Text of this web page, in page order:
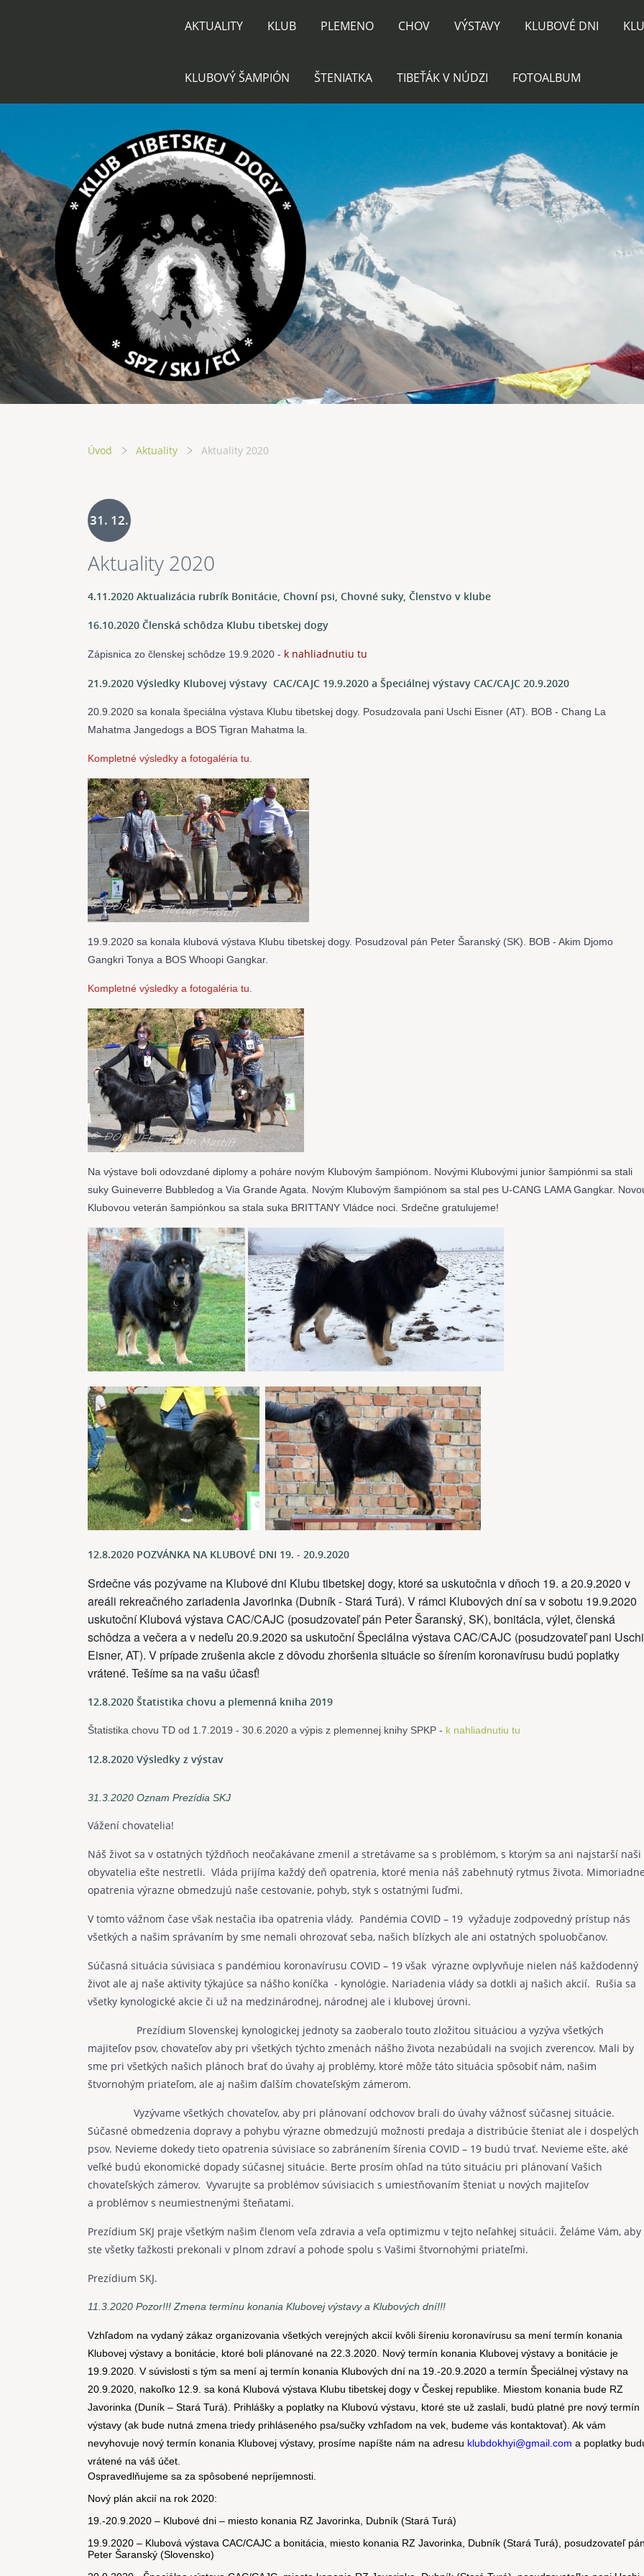
AKTUALITY KLUB PLEMENO CHOV VÝSTAVY KLUBOVÉ DNI
KLUBOVÝ ŠAMPIÓN ŠTENIATKA TIBEŤÁK V NÚDZI FOTOALBUM
Úvod Aktuality Aktuality 2020
31. 12.
2020
Aktuality 2020
4.11.2020 Aktualizácia rubrík Bonitácie, Chovní psi, Chovné suky, Členstvo v klube
16.10.2020 Členská schôdza Klubu tibetskej dogy
Zápisnica zo členskej schôdze 19.9.2020 - k nahliadnutiu tu
21.9.2020 Výsledky Klubovej výstavy CAC/CAJC 19.9.2020 a Špeciálnej výstavy CAC/CAJC 20.9.2020
20.9.2020 sa konala špeciálna výstava Klubu tibetskej dogy. Posudzovala pani Uschi Eisner (AT). BOB - Chang La
Mahatma Jangedogs a BOS Tigran Mahatma la.
Kompletné výsledky a fotogaléria tu.
19.9.2020 sa konala klubová výstava Klubu tibetskej dogy. Posudzoval pán Peter Šaranský (SK). BOB - Akim Djomo
Gangkri Tonya a BOS Whoopi Gangkar.
Kompletné výsledky a fotogaléria tu.
Na výstave boli odovzdané diplomy a poháre novým Klubovým šampiónom. Novými Klubovými junior šampiónmi sa stali
suky Guineverre Bubbledog a Via Grande Agata. Novým Klubovým šampiónom sa stal pes U-CANG LAMA Gangkar.
Klubovou veterán šampiónkou sa stala suka BRITTANY Vládce noci. Srdečne gratulujeme!
12.8.2020 POZVÁNKA NA KLUBOVÉ DNI 19. - 20.9.2020
Srdečne vás pozývame na Klubové dni Klubu tibetskej dogy, ktoré sa uskutočnia v dňoch 19. a 20.9.2020 v
areáli rekreačného zariadenia Javorinka (Dubník - Stará Turá). V rámci Klubových dní sa v sobotu 19.9.2020
uskutoční Klubová výstava CAC/CAJC (posudzovateľ pán Peter Šaranský, SK), bonitácia, výlet, členská
schôdza a večera a v nedeľu 20.9.2020 sa uskutoční Špeciálna výstava CAC/CAJC (posudzovateľ pani Uschi
Eisner, AT). V prípade zrušenia akcie z dôvodu zhoršenia situácie so šírením koronavírusu budú poplatky
vrátené. Tešíme sa na vašu účasť!
12.8.2020 Štatistika chovu a plemenná kniha 2019
Štatistika chovu TD od 1.7.2019 - 30.6.2020 a výpis z plemennej knihy SPKP - k nahliadnutiu tu
12.8.2020 Výsledky z výstav
31.3.2020 Oznam Prezídia SKJ
Vážení chovatelia!
Náš život sa v ostatných týždňoch neočakávane zmenil a stretávame sa s problémom, s ktorým sa ani najstarší naši
obyvatelia ešte nestretli. Vláda prijíma každý deň opatrenia, ktoré menia náš zabehnutý rytmus života.
opatrenia výrazne obmedzujú naše cestovanie, pohyb, styk s ostatnými ľuďmi.
V tomto vážnom čase však nestačia iba opatrenia vlády. Pandémia COVID – 19 vyžaduje zodpovedný prístup nás
všetkých a našim správaním by sme nemali ohrozovať seba, našich blízkych ale ani ostatných spoluobčanov.
Súčasná situácia súvisiaca s pandémiou koronavírusu COVID – 19 však výrazne ovplyvňuje nielen náš každodenný
život ale aj naše aktivity týkajúce sa nášho koníčka - kynológie. Nariadenia vlády sa dotkli aj našich akcií. Rušia sa
všetky kynologické akcie či už na medzinárodnej, národnej ale i klubovej úrovni.
Prezídium Slovenskej kynologickej jednoty sa zaoberalo touto zložitou situáciou a vyzýva všetkých
majiteľov psov, chovateľov aby pri všetkých týchto zmenách nášho života nezabúdali na svojich zverencov. Mali by
sme pri všetkých našich plánoch brať do úvahy aj problémy, ktoré môže táto situácia spôsobiť nám, našim
štvornohým priateľom, ale aj našim ďalším chovateľským zámerom.
Vyzývame všetkých chovateľov, aby pri plánovaní odchovov brali do úvahy vážnosť súčasnej situácie.
Súčasné obmedzenia dopravy a pohybu výrazne obmedzujú možnosti predaja a distribúcie šteniat ale i dospelých
psov. Nevieme dokedy tieto opatrenia súvisiace so zabránením šírenia COVID – 19 budú trvať. Nevieme ešte, aké
veľké budú ekonomické dopady súčasnej situácie. Berte prosím ohľad na túto situáciu pri plánovaní Vašich
chovateľských zámerov. Vyvarujte sa problémov súvisiacich s umiestňovaním šteniat u nových majiteľov
a problémov s neumiestnenými šteňatami.
Prezídium SKJ praje všetkým našim členom veľa zdravia a veľa optimizmu v tejto neľahkej situácii. Želáme Vám, aby
ste všetky ťažkosti prekonali v plnom zdraví a pohode spolu s Vašimi štvornohými priateľmi.
Prezídium SKJ.
11.3.2020 Pozor!!! Zmena termínu konania Klubovej výstavy a Klubových dní!!!
Vzhľadom na vydaný zákaz organizovania všetkých verejných akcií kvôli šíreniu koronavírusu sa mení termín konania
Klubovej výstavy a bonitácie, ktoré boli plánované na 22.3.2020. Nový termín konania Klubovej výstavy a bonitácie je
19.9.2020. V súvislosti s tým sa mení aj termín konania Klubových dní na 19.-20.9.2020 a termín Špeciálnej výstavy na
20.9.2020, nakoľko 12.9. sa koná Klubová výstava Klubu tibetskej dogy v Českej republike. Miestom konania bude RZ
Javorinka (Duník – Stará Turá). Prihlášky a poplatky na Klubovú výstavu, ktoré ste už zaslali, budú platné pre nový termín
výstavy (ak bude nutná zmena triedy prihláseného psa/sučky vzhľadom na vek, budeme vás kontaktovať). Ak vám
nevyhovuje nový termín konania Klubovej výstavy, prosíme napíšte nám na adresu klubdokhyi@gmail.com a poplatky
vrátené na váš účet.
Ospravedlňujeme sa za spôsobené nepríjemnosti.
Nový plán akcií na rok 2020:
19.-20.9.2020 – Klubové dni – miesto konania RZ Javorinka, Dubník (Stará Turá)
19.9.2020 – Klubová výstava CAC/CAJC a bonitácia, miesto konania RZ Javorinka, Dubník (Stará Turá), posudzovateľ
Peter Šaranský (Slovensko)